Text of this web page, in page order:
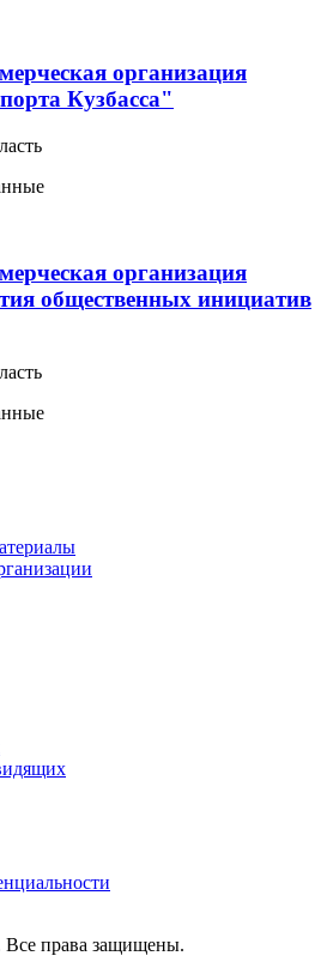
организация
Кузбасса"
организация
общественных инициатив
права защищены.